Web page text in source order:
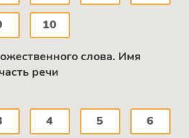
10
слова. Имя
речи
4 5 6